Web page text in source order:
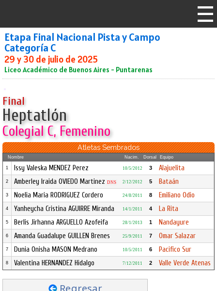
Etapa Final Nacional Pista y Campo
Categoría C
29 y 30 de julio de 2025
Liceo Académico de Buenos Aires - Puntarenas
Final
Heptatlón
Colegial C, Femenino
Atletas Sembrados
Nombre Nacim. Dorsal Equipo
1 Issy Valeska MENDEZ Perez 10/5/2012 3 Alajuelita
2 Amberley Iraida OVIEDO Martinez DNS 2/12/2012 5 Bataán
3 Noelia Maria RODRIGUEZ Cordero 24/8/2011 8 Emiliano Odio
4 Yanheycha Cristina AGUIRRE Miranda 14/1/2011 4 La Rita
5 Berlis Jirhanna ARGUELLO Azofeifa 28/1/2013 1 Nandayure
6 Amanda Guadalupe GUILLEN Brenes 25/9/2011 7 Omar Salazar
7 Dunia Onisha MASON Medrano 10/5/2011 6 Pacifico Sur
8 Valentina HERNANDEZ Hidalgo 7/12/2011 2 Valle Verde Atenas
Regresar